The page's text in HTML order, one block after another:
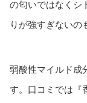
の匂いではなくシ
りが強すぎないの
弱酸性マイルド成
す。口コミでは『